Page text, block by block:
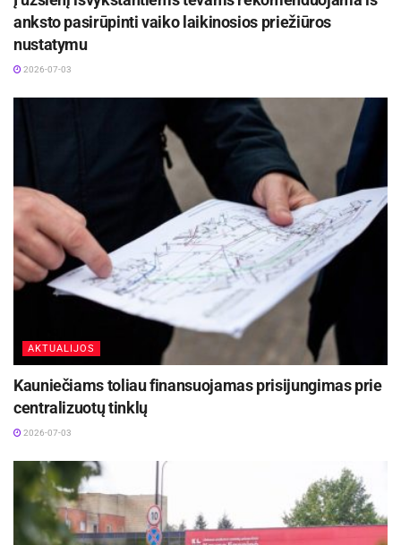
13
Po projekto įgyvendinimo:
anksto pasirūpinti vaiko laikinosios priežiūros
nustatymu
2026-07-03
AKTUALIJOS
Kauniečiams toliau finansuojamas prisijungimas prie
centralizuotų tinklų
2026-07-03